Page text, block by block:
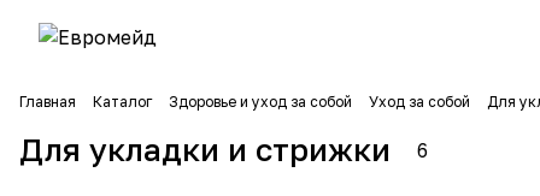
Главная Каталог Здоровье и уход за собой Уход за собой Для
Для укладки и стрижки 6